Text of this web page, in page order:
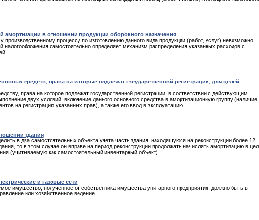
в отношении продукции оборонного назначения
процессу по изготовлению данного вида продукции (работ, услуг) невозможно,
налогообложения самостоятельно определяет механизм распределения указанных расходов с
средств, права на которые подлежат государственной регистрации, для целей
права на которое подлежат государственной регистрации, в соответствии с действующим
двух условий: включение данного основного средства в амортизационную группу (наличие
на регистрацию указанных прав), а также его ввод в эксплуатацию
здания
в два самостоятельных объекта учета часть здания, находящуюся на реконструкции более 12
то в этом случае он вправе на период реконструкции продолжать начислять амортизацию в
(учитываемую как самостоятельный инвентарный объект)
и газовые сети
имущество, полученное от собственника имущества унитарного предприятия, должно быть в
или хозяйственное ведение